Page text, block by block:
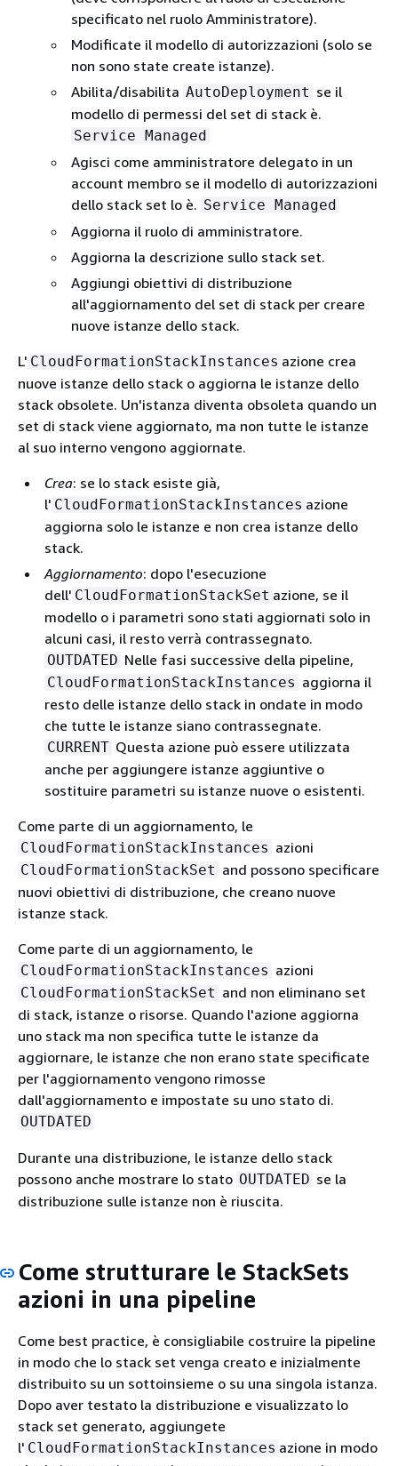
specificato nel ruolo Amministratore).
Modificate il modello di autorizzazioni (solo se
non sono state create istanze).
Abilita/disabilita AutoDeployment se il
modello di permessi del set di stack è.
Service Managed
Agisci come amministratore delegato in un
account membro se il modello di autorizzazioni
dello stack set lo è. Service Managed
Aggiorna il ruolo di amministratore.
Aggiorna la descrizione sullo stack set.
Aggiungi obiettivi di distribuzione
all'aggiornamento del set di stack per creare
nuove istanze dello stack.
L' CloudFormationStackInstances azione crea
nuove istanze dello stack o aggiorna le istanze dello
stack obsolete. Un'istanza diventa obsoleta quando un
set di stack viene aggiornato, ma non tutte le istanze
al suo interno vengono aggiornate.
Crea: se lo stack esiste già,
l' CloudFormationStackInstances azione
aggiorna solo le istanze e non crea istanze dello
stack.
Aggiornamento: dopo l'esecuzione
dell' CloudFormationStackSet azione, se il
modello o i parametri sono stati aggiornati solo in
alcuni casi, il resto verrà contrassegnato.
OUTDATED Nelle fasi successive della pipeline,
CloudFormationStackInstances aggiorna il
resto delle istanze dello stack in ondate in modo
che tutte le istanze siano contrassegnate.
CURRENT Questa azione può essere utilizzata
anche per aggiungere istanze aggiuntive o
sostituire parametri su istanze nuove o esistenti.
Come parte di un aggiornamento, le
CloudFormationStackInstances azioni
CloudFormationStackSet and possono specificare
nuovi obiettivi di distribuzione, che creano nuove
istanze stack.
Come parte di un aggiornamento, le
CloudFormationStackInstances azioni
CloudFormationStackSet and non eliminano set
di stack, istanze o risorse. Quando l'azione aggiorna
uno stack ma non specifica tutte le istanze da
aggiornare, le istanze che non erano state specificate
per l'aggiornamento vengono rimosse
dall'aggiornamento e impostate su uno stato di.
OUTDATED
Durante una distribuzione, le istanze dello stack
possono anche mostrare lo stato OUTDATED se la
distribuzione sulle istanze non è riuscita.
Come strutturare le StackSets
azioni in una pipeline
Come best practice, è consigliabile costruire la pipeline
in modo che lo stack set venga creato e inizialmente
distribuito su un sottoinsieme o su una singola istanza.
Dopo aver testato la distribuzione e visualizzato lo
stack set generato, aggiungete
l' CloudFormationStackInstances azione in modo